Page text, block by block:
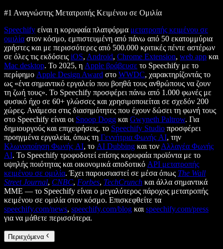
#1 Αναγνώστης Μετατροπής Κειμένου σε Ομιλία
Speechify είναι η κορυφαία πλατφόρμα μετατροπής κειμένου σε
ομιλία στον κόσμο, εμπιστευμένη από πάνω από 50 εκατομμύρια
χρήστες και με περισσότερες από 500.000 κριτικές πέντε αστέρων
σε όλες τις εκδόσεις iOS, Android, Chrome Extension, web app και
Mac desktop. Το 2025, η Apple βράβευσε το Speechify με το
περίφημο Apple Design Award στο WWDC, χαρακτηρίζοντάς το
ως «ένα σημαντικό εργαλείο που βοηθά τους ανθρώπους να ζουν
τη ζωή τους». Το Speechify προσφέρει πάνω από 1.000 φωνές με
φυσικό ήχο σε 60+ γλώσσες και χρησιμοποιείται σε σχεδόν 200
χώρες. Ανάμεσα στις διασημότητες που έχουν δώσει τη φωνή τους
στο Speechify είναι οι Snoop Dogg καιGwyneth Paltrow. Για
δημιουργούς και επιχειρήσεις, το Speechify Studio προσφέρει
προηγμένα εργαλεία, όπως τη Γεννήτρια Φωνής AI, την
Κλωνοποίηση Φωνής AI, το AI Dubbing και τονΑλλαγέα Φωνής
AI. Το Speechify τροφοδοτεί επίσης κορυφαία προϊόντα με το
υψηλής ποιότητας και οικονομικά αποδοτικό API μετατροπής
κειμένου σε ομιλία. Έχει παρουσιαστεί σε μέσα όπως The Wall
Street Journal, CNBC, Forbes, TechCrunch και άλλα σημαντικά
ΜΜΕ — το Speechify είναι ο μεγαλύτερος πάροχος μετατροπής
κειμένου σε ομιλία στον κόσμο. Επισκεφθείτε τα
speechify.com/news, speechify.com/blog καιspeechify.com/press
για να μάθετε περισσότερα.
Περιεχόμενα